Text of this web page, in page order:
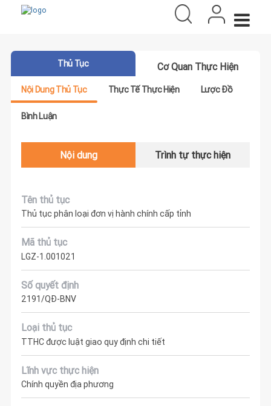
Thủ Tục Cơ Quan Thực Hiện
Nội Dung Thủ Tục Thực Tế Thực Hiện Lược Đồ
Bình Luận
Nội dung Trình tự thực hiện
Tên thủ tục
Thủ tục phân loại đơn vị hành chính cấp tỉnh
Mã thủ tục
LGZ-1.001021
Số quyết định
2191/QĐ-BNV
Loại thủ tục
TTHC được luật giao quy định chi tiết
Lĩnh vực thực hiện
Chính quyền địa phương